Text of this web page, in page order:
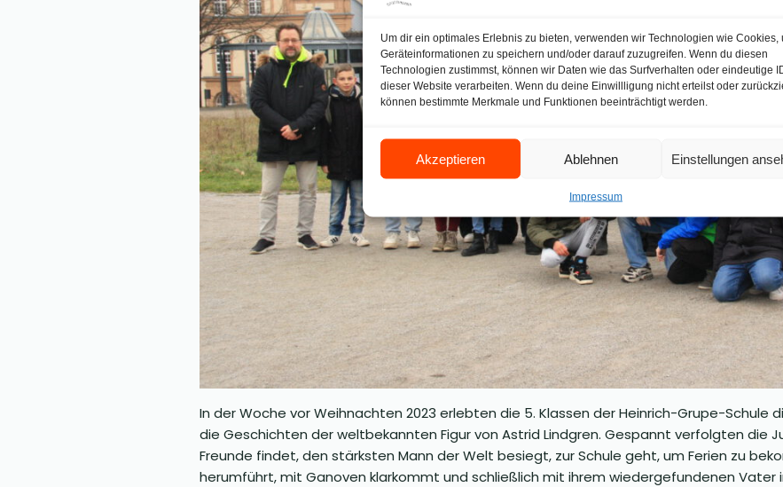
Um dir ein optimales Erlebnis zu bieten, verwenden wir Technologien wie Cookies,
Geräteinformationen zu speichern und/oder darauf zuzugreifen. Wenn du diesen
Technologien zustimmst, können wir Daten wie das Surfverhalten oder eindeutige
dieser Website verarbeiten. Wenn du deine Einwillligung nicht erteilst oder
können bestimmte Merkmale und Funktionen beeinträchtigt werden.
Akzeptieren Ablehnen Einstellungen
Impressum
In der Woche vor Weihnachten 2023 erlebten die 5. Klassen der Heinrich-Grupe-Schule
die Geschichten der weltbekannten Figur von Astrid Lindgren. Gespannt verfolgten die
Freunde findet, den stärksten Mann der Welt besiegt, zur Schule geht, um Ferien zu
herumführt, mit Ganoven klarkommt und schließlich mit ihrem wiedergefundenen Vater